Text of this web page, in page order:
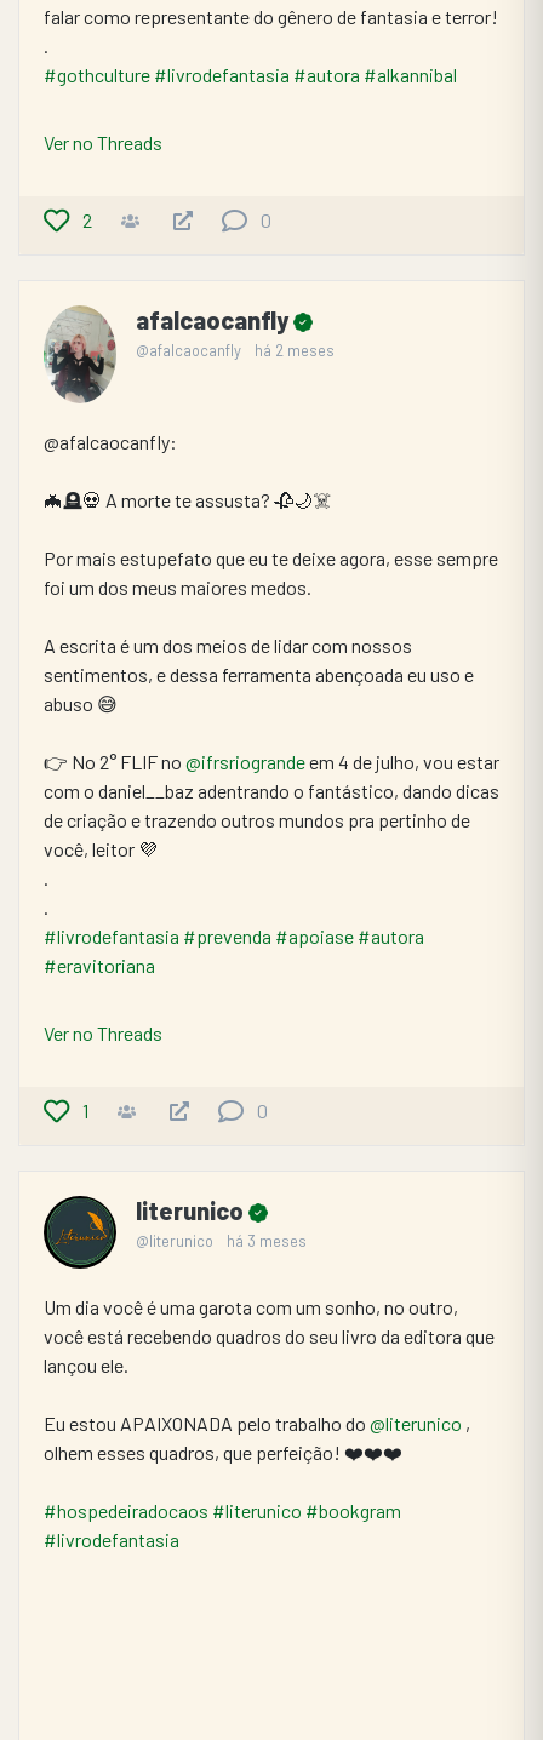
falar como representante do gênero de fantasia e terror!
.
#gothculture #livrodefantasia #autora #alkannibal
Ver no Threads
2 0
afalcaocanfly
@afalcaocanfly há 2 meses
@afalcaocanfly:
🦇🪦💀 A morte te assusta? 🥀🌙☠️
Por mais estupefato que eu te deixe agora, esse sempre
foi um dos meus maiores medos.
A escrita é um dos meios de lidar com nossos
sentimentos, e dessa ferramenta abençoada eu uso e
abuso 😅
👉 No 2° FLIF no @ifrsriogrande em 4 de julho, vou estar
com o daniel__baz adentrando o fantástico, dando dicas
de criação e trazendo outros mundos pra pertinho de
você, leitor 💜
.
.
#livrodefantasia #prevenda #apoiase #autora
#eravitoriana
Ver no Threads
1 0
literunico
@literunico há 3 meses
Um dia você é uma garota com um sonho, no outro,
você está recebendo quadros do seu livro da editora que
lançou ele.
Eu estou APAIXONADA pelo trabalho do @literunico ,
olhem esses quadros, que perfeição! ❤️❤️❤️
#hospedeiradocaos #literunico #bookgram
#livrodefantasia